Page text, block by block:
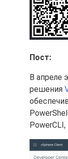
Пост:
В апреле
решения